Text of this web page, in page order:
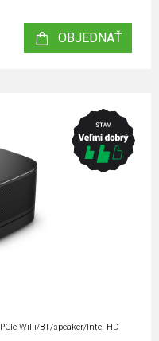
OBJEDNAŤ
WiFi/BT/speaker/Intel HD